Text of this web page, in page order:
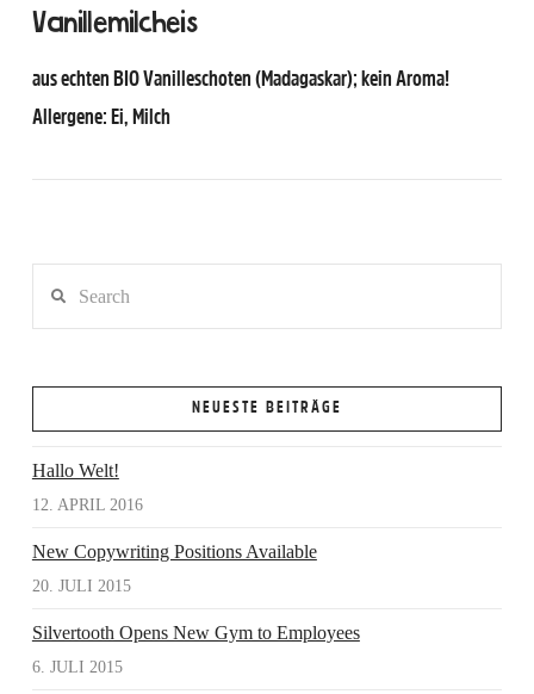
Vanillemilcheis
aus echten BIO Vanilleschoten (Madagaskar); kein Aroma!
Allergene: Ei, Milch
NEUESTE BEITRÄGE
Hallo Welt!
12. APRIL 2016
New Copywriting Positions Available
20. JULI 2015
Silvertooth Opens New Gym to Employees
6. JULI 2015